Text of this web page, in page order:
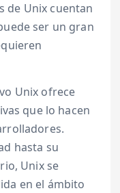
de Unix cuentan
ser un gran
Unix ofrece
que lo hacen
hasta su
Unix se
en el ámbito